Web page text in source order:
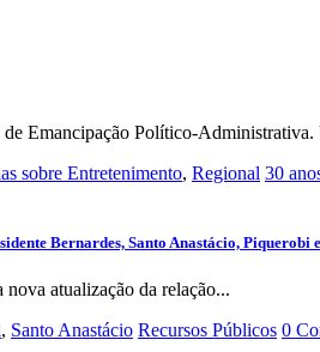
Emancipação Político-Administrativa.
sobre Entretenimento, Regional 30
Bernardes, Santo Anastácio, Piquerobi
atualização da relação...
, Santo Anastácio Recursos Públicos 0